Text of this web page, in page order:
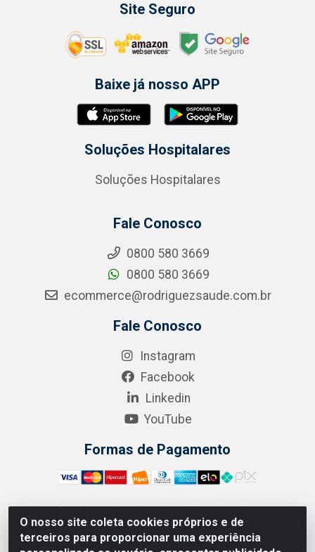
O nosso site coleta cookies próprios e de
terceiros para proporcionar uma experiência
Site Seguro
Baixe já nosso APP
Soluções Hospitalares
Soluções Hospitalares
Fale Conosco
0800 580 3669
0800 580 3669
ecommerce@rodriguezsaude.com.br
Fale Conosco
Instagram
Facebook
Linkedin
YouTube
Formas de Pagamento
A.R. RODRIGUEZ SOLUÇÕES EM SAÚDE - Endereço Av.
Joaquim Nabuco, 2235 - Centro, Manaus - AM, CEP